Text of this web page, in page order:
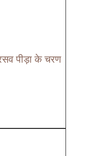
पीड़ा के चरण